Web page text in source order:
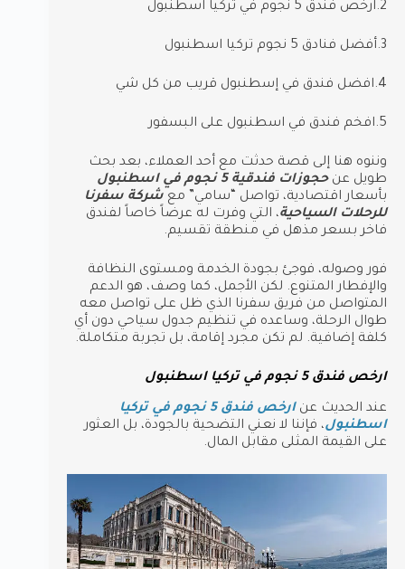
2.ارخص فندق 5 نجوم في تركيا اسطنبول
3.أفضل فنادق 5 نجوم تركيا اسطنبول
4.افضل فندق في إسطنبول قريب من كل شي
5.افخم فندق في اسطنبول على البسفور
وننوه هنا إلى قصة حدثت مع أحد العملاء، بعد بحث
طويل عنحجوزات فندقية 5 نجوم في اسطنبول
بأسعار اقتصادية، تواصل “سامي” مع شركة سفرنا
للرحلات السياحية، التي وفرت له عرضاً خاصاً لفندق
فاخر بسعر مذهل في منطقة تقسيم.
فور وصوله، فوجئ بجودة الخدمة ومستوى النظافة
والإفطار المتنوع. لكن الأجمل، كما وصف، هو الدعم
المتواصل من فريق سفرنا الذي ظل على تواصل معه
طوال الرحلة، وساعده في تنظيم جدول سياحي دون أي
كلفة إضافية. لم تكن مجرد إقامة، بل تجربة متكاملة.
ارخص فندق 5 نجوم في تركيا اسطنبول
عند الحديث عن
ارخص فندق 5 نجوم في تركيا
اسطنبول، فإننا لا نعني التضحية بالجودة، بل العثور
على القيمة المثلى مقابل المال.